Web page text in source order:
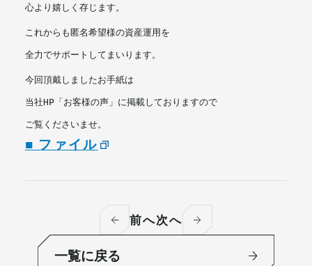
心より嬉しく存じます。
これからも匿名希望様の資産運用を
全力でサポートしてまいります。
今回頂戴しましたお手紙は
当社HP「お客様の声」に掲載しておりますので
ご覧くださいませ。
■ ファイル
前へ次へ
一覧に戻る